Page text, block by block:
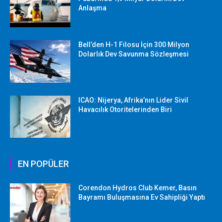
Anlaşma
Bell’den H-1 Filosu İçin 300 Milyon
Dolarlık Dev Savunma Sözleşmesi
ICAO: Nijerya, Afrika’nın Lider Sivil
Havacılık Otoritelerinden Biri
EN POPÜLER
Corendon Hydros Club Kemer, Basın
Bayramı Buluşmasına Ev Sahipliği Yaptı